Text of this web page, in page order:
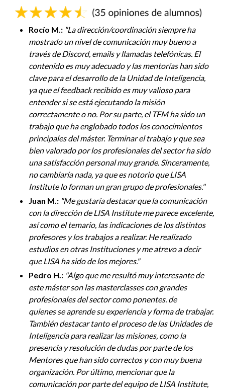
Rocío M.: "La dirección/coordinación siempre ha
mostrado un nivel de comunicación muy bueno a
través de Discord, emails y llamadas telefónicas. El
contenido es muy adecuado y las mentorías han sido
clave para el desarrollo de la Unidad de Inteligencia,
ya que el feedback recibido es muy valioso para
entender si se está ejecutando la misión
correctamente o no. Por su parte, el TFM ha sido un
trabajo que ha englobado todos los conocimientos
principales del máster. Terminar el trabajo y que sea
bien valorado por los profesionales del sector ha sido
una satisfacción personal muy grande. Sinceramente,
no cambiaría nada, ya que es notorio que LISA
Institute lo forman un gran grupo de profesionales."
Juan M.: "Me gustaría destacar que la comunicación
con la dirección de LISA Institute me parece excelente,
así como el temario, las indicaciones de los distintos
profesores y los trabajos a realizar. He realizado
estudios en otras Instituciones y me atrevo a decir
que LISA ha sido de los mejores."
Pedro H.: "Algo que me resultó muy interesante de
este máster son las masterclasses con grandes
profesionales del sector como ponentes. de
quienes se aprende su experiencia y forma de trabajar.
También destacar tanto el proceso de las Unidades de
Inteligencia para realizar las misiones, como la
presencia y resolución de dudas por parte de los
Mentores que han sido correctos y con muy buena
organización. Por último, mencionar que la
comunicación por parte del equipo de LISA Institute,